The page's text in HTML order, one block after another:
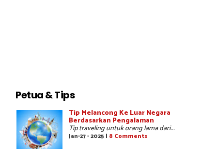
Petua & Tips
Tip Melancong Ke Luar Negara
Berdasarkan Pengalaman
Tip traveling untuk orang lama dari...
Jan-27 - 2025 | 8 Comments